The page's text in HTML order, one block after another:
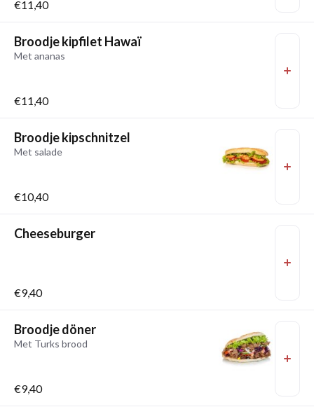
€11,40
Broodje kipfilet Hawaï
Met ananas
€11,40
Broodje kipschnitzel
Met salade
€10,40
Cheeseburger
€9,40
Broodje döner
Met Turks brood
€9,40